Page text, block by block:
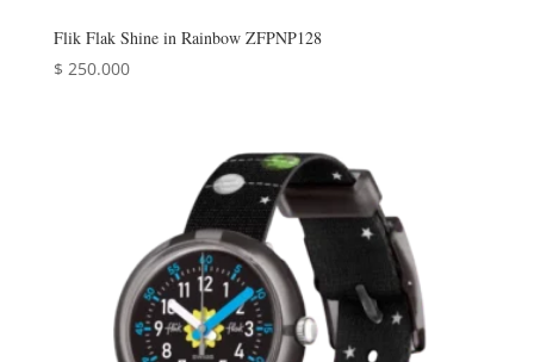
Flik Flak Shine in Rainbow ZFPNP128
$ 250.000